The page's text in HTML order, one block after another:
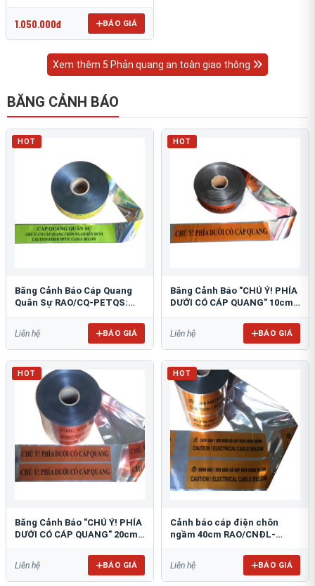
1.050.000đ BÁO GIÁ
Xem thêm 5 Phản quang an toàn giao thông
BĂNG CẢNH BÁO
HOT
Băng Cảnh Báo Cáp Quang
Quân Sự RAO/CQ-PETQS:
Liên hệ BÁO GIÁ
HOT
Băng Cảnh Báo "CHÚ Ý! PHÍA
DƯỚI CÓ CÁP QUANG" 10cm:
Liên hệ BÁO GIÁ
HOT
Băng Cảnh Báo "CHÚ Ý! PHÍA
DƯỚI CÓ CÁP QUANG" 20cm
Liên hệ BÁO GIÁ
HOT
Cảnh báo cáp điện chôn
ngầm 40cm RAO/CNĐL-
Liên hệ BÁO GIÁ